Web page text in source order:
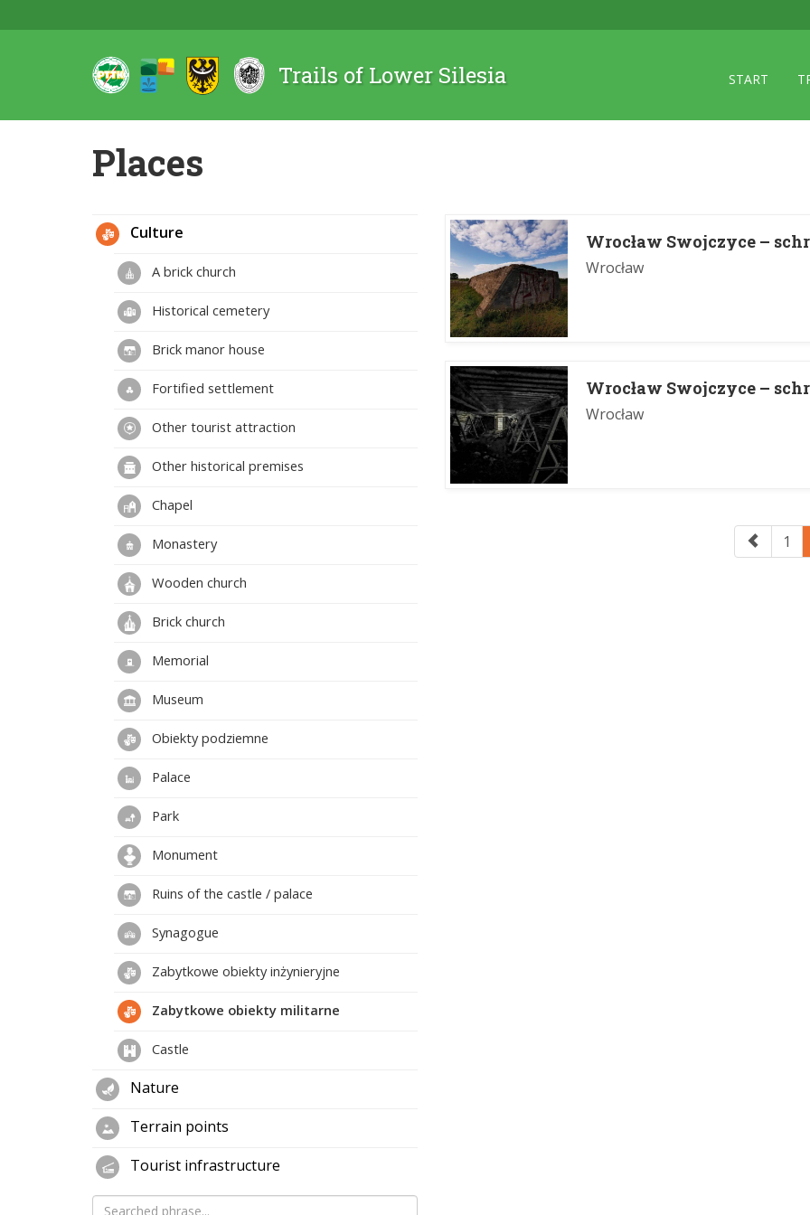
Trails of Lower Silesia START
Places
Wrocław Swojczyce –
Wrocław
Wrocław Swojczyce –
Wrocław
1
Culture
A brick church
Historical cemetery
Brick manor house
Fortified settlement
Other tourist attraction
Other historical premises
Chapel
Monastery
Wooden church
Brick church
Memorial
Museum
Obiekty podziemne
Palace
Park
Monument
Ruins of the castle / palace
Synagogue
Zabytkowe obiekty inżynieryjne
Zabytkowe obiekty militarne
Castle
Nature
Terrain points
Tourist infrastructure